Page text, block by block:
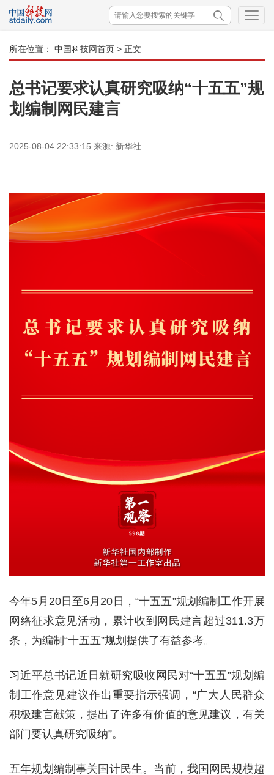
所在位置： 中国科技网首页 > 正文
总书记要求认真研究吸纳“十五五”规
划编制网民建言
2025-08-04 22:33:15 来源: 新华社
今年5月20日至6月20日，“十五五”规划编制工作开展
网络征求意见活动，累计收到网民建言超过311.3万
条，为编制“十五五”规划提供了有益参考。
习近平总书记近日就研究吸收网民对“十五五”规划编
制工作意见建议作出重要指示强调，“广大人民群众
积极建言献策，提出了许多有价值的意见建议，有关
部门要认真研究吸纳”。
五年规划编制事关国计民生。当前，我国网民规模超